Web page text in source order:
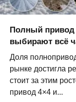
Полный привод
выбирают всё
Доля
рынке достигла
стоит за этим
привод 4×4 и...